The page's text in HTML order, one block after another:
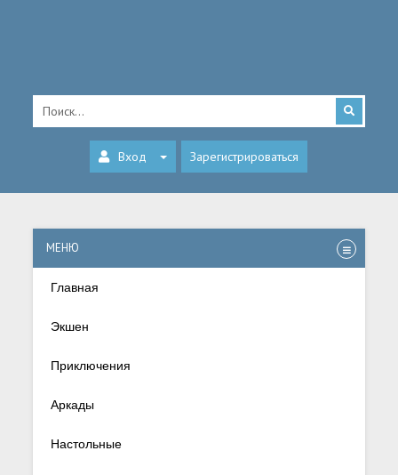
Вход Зарегистрироваться
МЕНЮ
Главная
Экшен
Приключения
Аркады
Настольные